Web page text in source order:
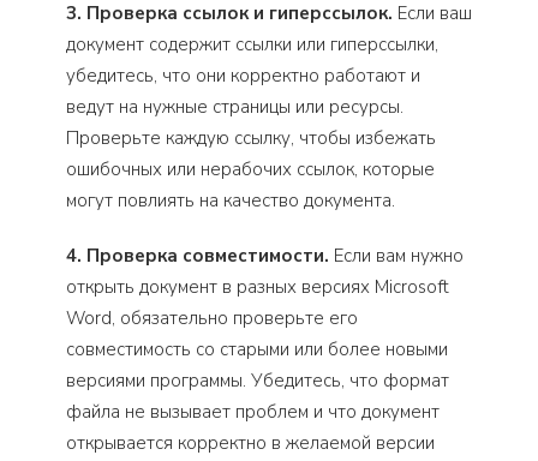
3. Проверка ссылок и гиперссылок. Если ваш
документ содержит ссылки или гиперссылки,
убедитесь, что они корректно работают и
ведут на нужные страницы или ресурсы.
Проверьте каждую ссылку, чтобы избежать
ошибочных или нерабочих ссылок, которые
могут повлиять на качество документа.
4. Проверка совместимости. Если вам нужно
открыть документ в разных версиях Microsoft
Word, обязательно проверьте его
совместимость со старыми или более новыми
версиями программы. Убедитесь, что формат
файла не вызывает проблем и что документ
открывается корректно в желаемой версии